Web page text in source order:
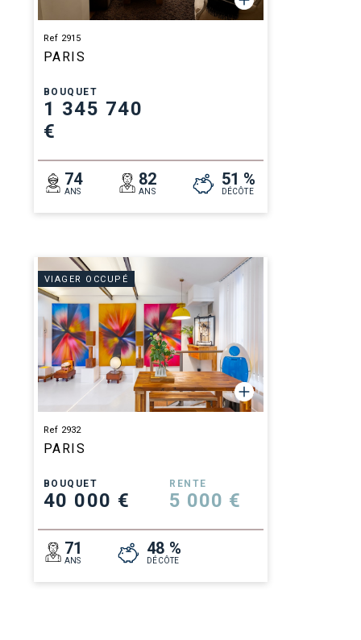
Ref 2915
PARIS
BOUQUET
1 345 740
€
74
ANS
82
ANS
51 %
DÉCÔTE
VIAGER OCCUPÉ
Ref 2932
PARIS
BOUQUET
40 000 €
RENTE
5 000 €
71
ANS
48 %
DÉCÔTE